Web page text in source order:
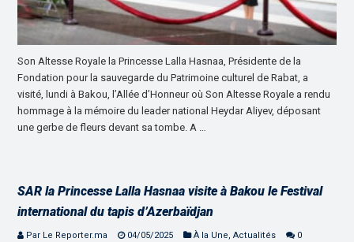
Son Altesse Royale la Princesse Lalla Hasnaa, Présidente de la
Fondation pour la sauvegarde du Patrimoine culturel de Rabat, a
visité, lundi à Bakou, l’Allée d’Honneur où Son Altesse Royale a rendu
hommage à la mémoire du leader national Heydar Aliyev, déposant
une gerbe de fleurs devant sa tombe. A …
SAR la Princesse Lalla Hasnaa visite à Bakou le Festival
international du tapis d’Azerbaïdjan
Par Le Reporter.ma 04/05/2025 À la Une,Actualités 0